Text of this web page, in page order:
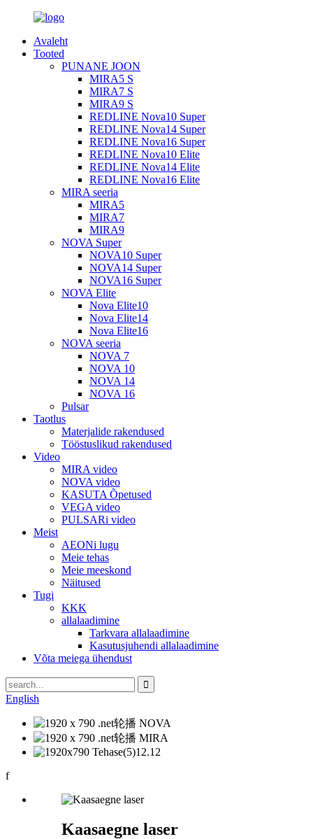
Avaleht
Tooted
PUNANE JOON
MIRA5 S
MIRA7 S
MIRA9 S
REDLINE Nova10 Super
REDLINE Nova14 Super
REDLINE Nova16 Super
REDLINE Nova10 Elite
REDLINE Nova14 Elite
REDLINE Nova16 Elite
MIRA seeria
MIRA5
MIRA7
MIRA9
NOVA Super
NOVA10 Super
NOVA14 Super
NOVA16 Super
NOVA Elite
Nova Elite10
Nova Elite14
Nova Elite16
NOVA seeria
NOVA 7
NOVA 10
NOVA 14
NOVA 16
Pulsar
Taotlus
Materjalide rakendused
Tööstuslikud rakendused
Video
MIRA video
NOVA video
KASUTA Õpetused
VEGA video
PULSARi video
Meist
AEONi lugu
Meie tehas
Meie meeskond
Näitused
Tugi
KKK
allalaadimine
Tarkvara allalaadimine
Kasutusjuhendi allalaadimine
Võta meiega ühendust
English
f
Kaasaegne laser